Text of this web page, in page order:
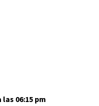
las 06:15 pm